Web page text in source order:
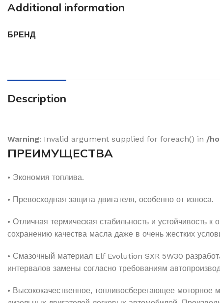
моторных
Для того, чтобы
Все права
поисковой
издателя.
кроме
неточностями
замены в
Additional information
БРЕНД
Description
Warning: Invalid argument supplied for foreach() in /
ПРЕИМУЩЕСТВА
• Экономия топлива.
• Превосходная защита двигателя, особенно от износа.
• Отличная термическая стабильность и устойчивость
сохранению качества масла даже в очень жестких
• Смазочный материал Elf Evolution SXR 5W30
интервалов замены согласно требованиям
• Высококачественное, топливосберегающее моторное